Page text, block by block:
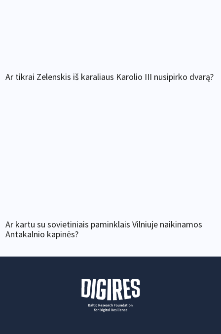
Ar tikrai Zelenskis iš karaliaus Karolio III nusipirko dvarą?
Ar kartu su sovietiniais paminklais Vilniuje naikinamos
Antakalnio kapinės?